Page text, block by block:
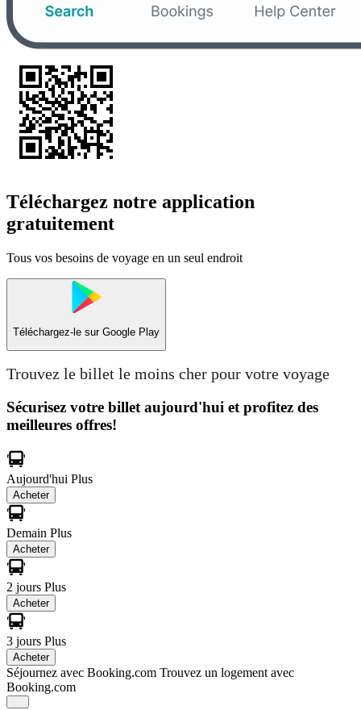
Téléchargez notre application
gratuitement
Tous vos besoins de voyage en un seul endroit
Téléchargez-le sur Google Play
Trouvez le billet le moins cher pour votre voyage
Sécurisez votre billet aujourd'hui et profitez des
meilleures offres!
Aujourd'hui Plus
Acheter
Demain Plus
Acheter
2 jours Plus
Acheter
3 jours Plus
Acheter
Séjournez avec Booking.com Trouvez un logement avec
Booking.com